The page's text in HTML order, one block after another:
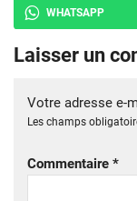
WHATSAPP
Laisser un
Votre adresse e-
Les champs
Commentaire *